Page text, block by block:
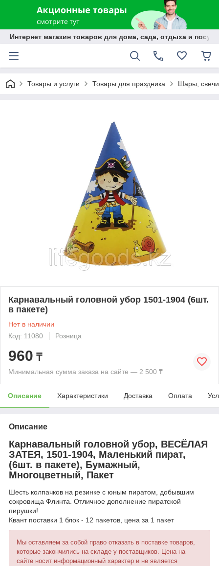
Интернет магазин товаров для дома, сада, отдыха и
Товары и услуги Товары для праздника Шары, свечи
Карнавальный головной убор 1501-1904 (6шт.
в пакете)
Нет в наличии
Код: 11080
Розница
960 ₸
Минимальная сумма заказа на сайте — 2 500 ₸
Описание Характеристики Доставка Оплата
Описание
Карнавальный головной убор, ВЕСЁЛАЯ
ЗАТЕЯ, 1501-1904, Маленький пират,
(6шт. в пакете), Бумажный,
Многоцветный, Пакет
Шесть колпачков на резинке с юным пиратом, добывшим
сокровища Флинта. Отличное дополнение пиратской
пирушки!
Квант поставки 1 блок - 12 пакетов, цена за 1 пакет
Мы оставляем за собой право отказать в поставке товаров,
которые закончились на складе у поставщиков. Цена на
сайте носит информационный характер и не является